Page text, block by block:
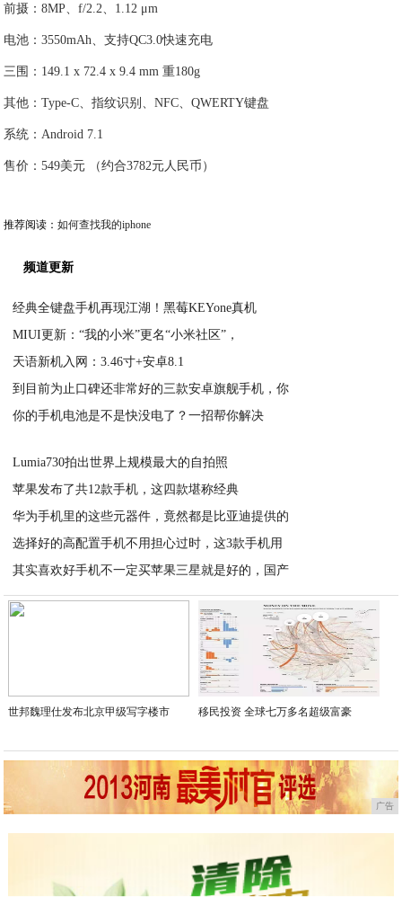
前摄：8MP、f/2.2、1.12 μm
电池：3550mAh、支持QC3.0快速充电
三围：149.1 x 72.4 x 9.4 mm 重180g
其他：Type-C、指纹识别、NFC、QWERTY键盘
系统：Android 7.1
售价：549美元 （约合3782元人民币）
推荐阅读：如何查找我的iphone
频道更新
经典全键盘手机再现江湖！黑莓KEYone真机
MIUI更新：“我的小米”更名“小米社区”，
天语新机入网：3.46寸+安卓8.1
到目前为止口碑还非常好的三款安卓旗舰手机，你
你的手机电池是不是快没电了？一招帮你解决
Lumia730拍出世界上规模最大的自拍照
苹果发布了共12款手机，这四款堪称经典
华为手机里的这些元器件，竟然都是比亚迪提供的
选择好的高配置手机不用担心过时，这3款手机用
其实喜欢好手机不一定买苹果三星就是好的，国产
2020-06-01
世邦魏理仕发布北京甲级写字楼市 移民投资 全球七万多名超级富豪
广告